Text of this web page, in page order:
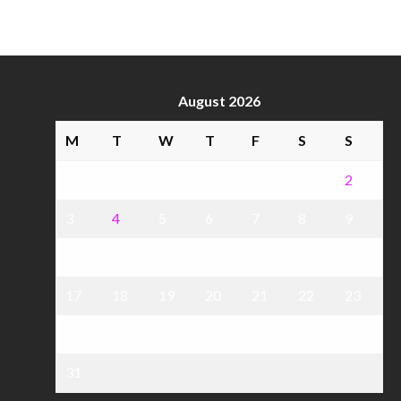
August 2026
M T W T F S S
2
4